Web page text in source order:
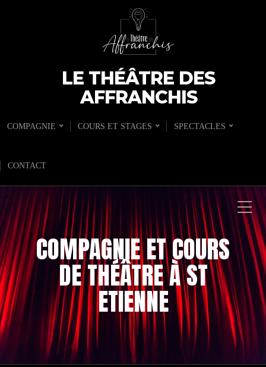
LE THÉÂTRE DES
AFFRANCHIS
COMPAGNIE COURS ET STAGES SPECTACLES
CONTACT
COMPAGNIE ET COURS
DE THÉÂTRE À ST
ETIENNE